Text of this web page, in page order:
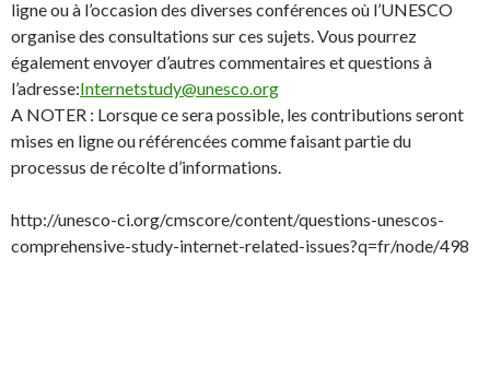
ligne ou à l’occasion des diverses conférences où l’UNESCO
organise des consultations sur ces sujets. Vous pourrez
également envoyer d’autres commentaires et questions à
l’adresse:Internetstudy@unesco.org
A NOTER : Lorsque ce sera possible, les contributions seront
mises en ligne ou référencées comme faisant partie du
processus de récolte d’informations.
http://unesco-ci.org/cmscore/content/questions-unescos-
comprehensive-study-internet-related-issues?q=fr/node/498